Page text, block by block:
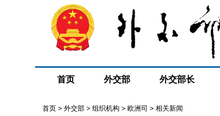
首页 外交部 外交部长
首页 > 外交部 > 组织机构 > 欧洲司 > 相关新闻